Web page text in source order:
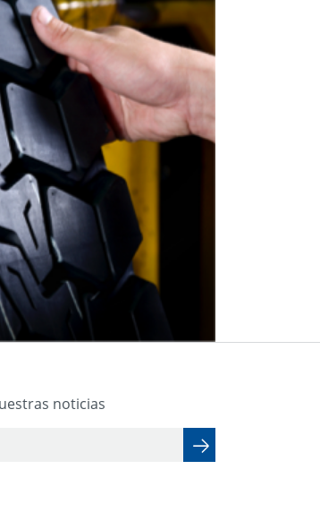
noticias